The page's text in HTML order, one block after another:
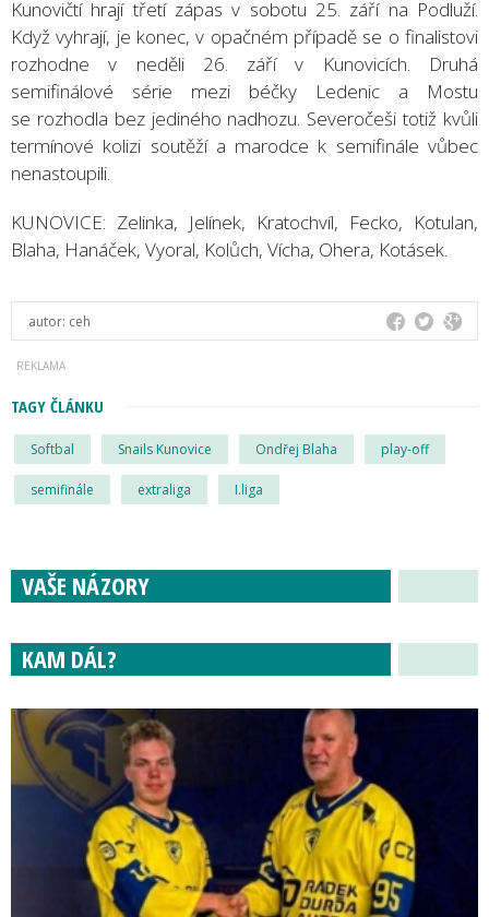
Kunovičtí hrají třetí zápas v sobotu 25. září na Podluží.
Když vyhrají, je konec, v opačném případě se o finalistovi
rozhodne v neděli 26. září v Kunovicích. Druhá
semifinálové série mezi béčky Ledenic a Mostu
se rozhodla bez jediného nadhozu. Severočeši totiž kvůli
termínové kolizi soutěží a marodce k semifinále vůbec
nenastoupili.
KUNOVICE: Zelinka, Jelínek, Kratochvíl, Fecko, Kotulan,
Blaha, Hanáček, Vyoral, Kolůch, Vícha, Ohera, Kotásek.
autor: ceh
TAGY ČLÁNKU
Softbal Snails Kunovice Ondřej Blaha play-off
semifinále extraliga I.liga
VAŠE NÁZORY
KAM DÁL?